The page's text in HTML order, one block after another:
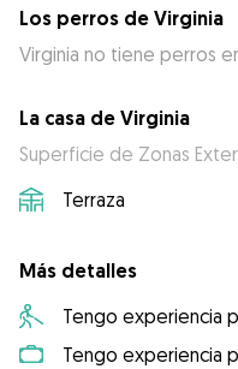
Los perros de Virginia
Virginia no tiene perros
La casa de Virginia
Superficie de Zonas
Terraza
Más detalles
Tengo experiencia
Tengo experiencia